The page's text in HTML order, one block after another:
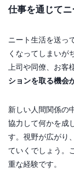
仕事を通じて
ニート生活を送っ
くなってしまいが
上司や同僚、お客
ションを取る機会
新しい人間関係の
協力して何かを成
す。視野が広がり
ていくでしょう。
重な経験です。